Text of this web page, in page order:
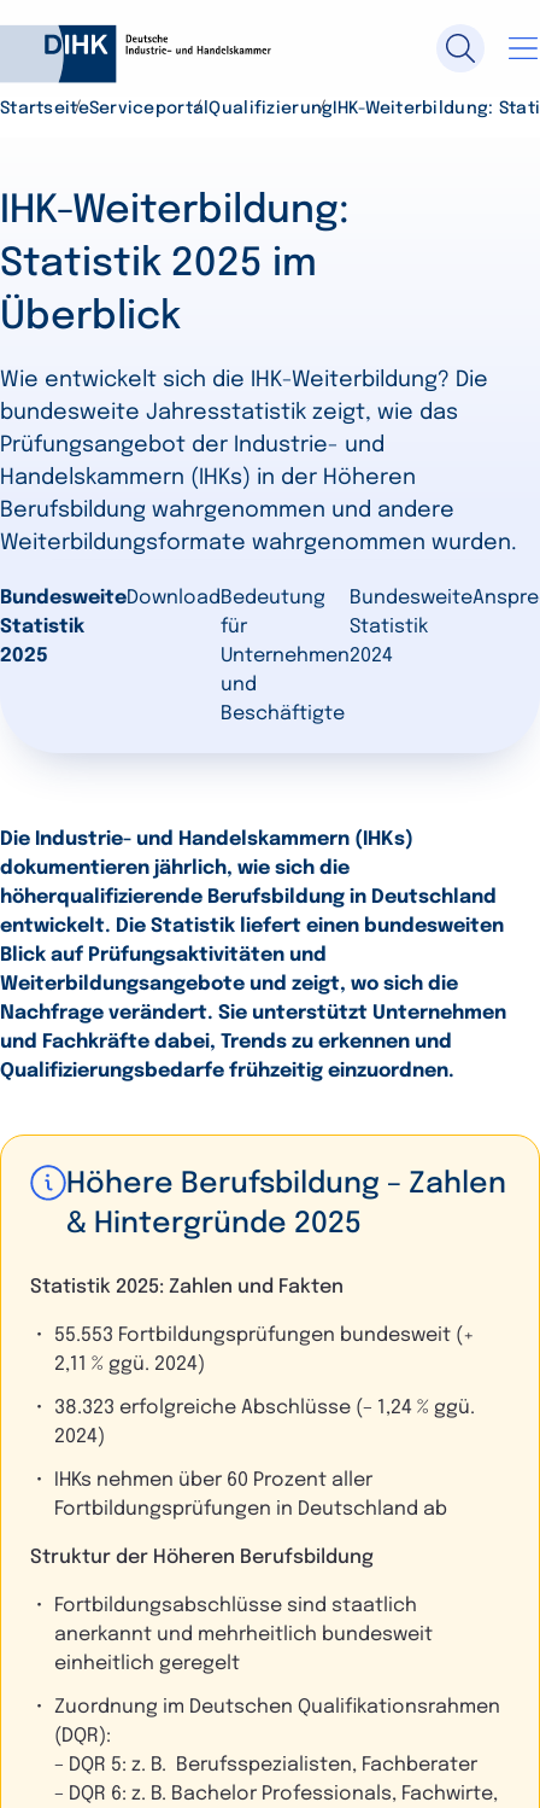
StartseiteServiceportalQualifizierung IHK-Weiterbildung:
IHK-Weiterbildung:
Statistik 2025 im
Überblick
Wie entwickelt sich die IHK-Weiterbildung? Die
bundesweite Jahresstatistik zeigt, wie das
Prüfungsangebot der Industrie- und
Handelskammern (IHKs) in der Höheren
Berufsbildung wahrgenommen und andere
Weiterbildungsformate wahrgenommen wurden.
Bundesweite
Statistik
2025
DownloadBedeutung
für
Unternehmen
und
Beschäftigte
Bundesweite
Statistik
2024
Die Industrie- und Handelskammern (IHKs)
dokumentieren jährlich, wie sich die
höherqualifizierende Berufsbildung in Deutschland
entwickelt. Die Statistik liefert einen bundesweiten
Blick auf Prüfungsaktivitäten und
Weiterbildungsangebote und zeigt, wo sich die
Nachfrage verändert. Sie unterstützt Unternehmen
und Fachkräfte dabei, Trends zu erkennen und
Qualifizierungsbedarfe frühzeitig einzuordnen.
Höhere Berufsbildung – Zahlen
& Hintergründe 2025
Statistik 2025: Zahlen und Fakten
55.553 Fortbildungsprüfungen bundesweit (+
2,11 % ggü. 2024)
38.323 erfolgreiche Abschlüsse (– 1,24 % ggü.
2024)
IHKs nehmen über 60 Prozent aller
Fortbildungsprüfungen in Deutschland ab
Struktur der Höheren Berufsbildung
Fortbildungsabschlüsse sind staatlich
anerkannt und mehrheitlich bundesweit
einheitlich geregelt
Zuordnung im Deutschen Qualifikationsrahmen
(DQR):
– DQR 5: z. B. Berufsspezialisten, Fachberater
– DQR 6: z. B. Bachelor Professionals, Fachwirte,